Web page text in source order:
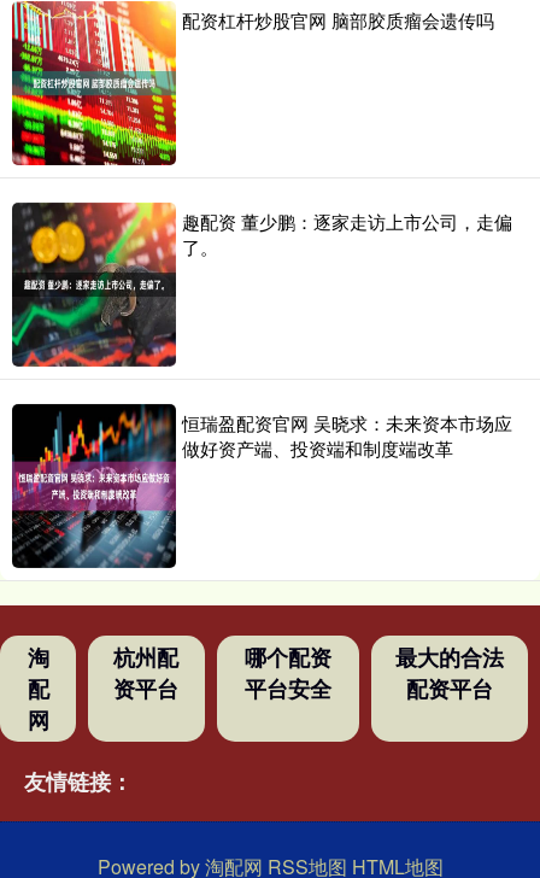
配资杠杆炒股官网 脑部胶质瘤会遗传吗
趣配资 董少鹏：逐家走访上市公司，走偏
了。
恒瑞盈配资官网 吴晓求：未来资本市场应
做好资产端、投资端和制度端改革
淘
配
网
杭州配
资平台
哪个配资
平台安全
最大的合法
配资平台
友情链接：
Powered by淘配网 RSS地图 HTML地图